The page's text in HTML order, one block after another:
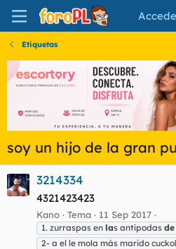
Etiquetas
soy un hijo de la gran
3214334
4321423423
Kano Tema 11 Sep 2017
1. zurraspas en las antípodas de
2- a el le mola más marido